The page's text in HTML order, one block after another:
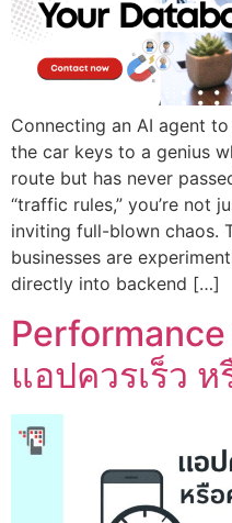
Connecting an AI agent
the car keys to a genius
route but has never
“traffic rules,” you’re not
inviting full-blown chaos.
businesses are
directly into backend […]
แอปควรเร็ว